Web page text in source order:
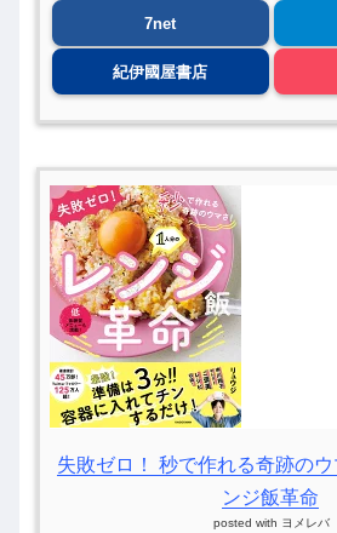
7net
紀伊國屋書店
失敗ゼロ！ 秒で作れる奇跡の
ンジ飯革命
posted with ヨメレバ